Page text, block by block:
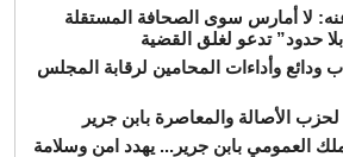
عنه: لا أمارس سوى الصحافة المستقلة
حدود” تدعو لغلق القضية
وأداءات المحامين لرقابة المجلس
لحزب الأصالة والمعاصرة بابن جرير
العمومي بابن جرير... يهدد امن وسلامة